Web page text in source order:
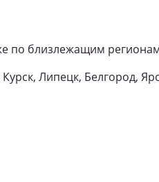
по близлежащим
Липецк, Белгород,